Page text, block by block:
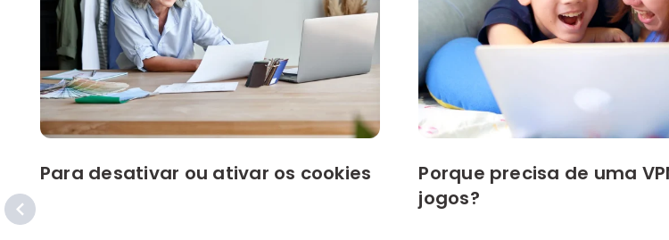
Para desativar ou ativar os cookies
Porque precisa de uma
jogos?